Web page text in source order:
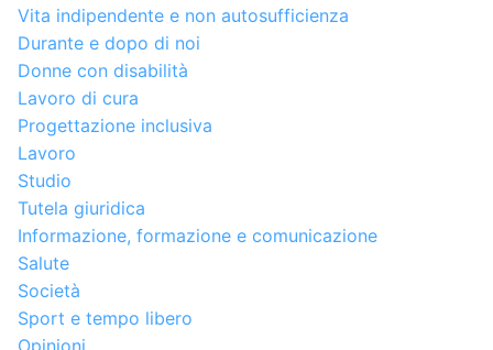
Vita indipendente e non autosufficienza
Durante e dopo di noi
Donne con disabilità
Lavoro di cura
Progettazione inclusiva
Lavoro
Studio
Tutela giuridica
Informazione, formazione e comunicazione
Salute
Società
Sport e tempo libero
Opinioni